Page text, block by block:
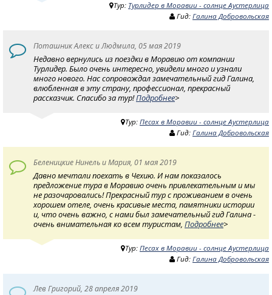
Тур: Турлидер в Моравии - солнце Аустерлица
Гид: Галина Добровольская
Поташник Алекс и Людмила, 05 мая 2019
Недавно вернулись из поездки в Моравию от компании
Турлидер. Было очень интересно, увидели много и узнали
много нового. Нас сопровождал замечательный гид Галина,
влюбленная в эту страну, профессионал, прекрасный
рассказчик. Спасибо за тур!Подробнее>
Тур: Песах в Моравии - солнце Аустерлица
Гид: Галина Добровольская
Беленицкие Нинель и Мария, 01 мая 2019
Давно мечтали поехать в Чехию. И нам показалось
предложение тура в Моравию очень привлекательным и мы
не разочаровались! Прекрасный тур с проживанием в очень
хорошем отеле, очень красивые места, памятники истории
и, что очень важно, с нами был замечательный гид Галина -
очень внимательная ко всем туристам, Подробнее>
Тур: Песах в Моравии - солнце Аустерлица
Гид: Галина Добровольская
Лев Григорий, 28 апреля 2019